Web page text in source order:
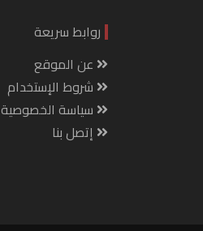
روابط سريعة
عن الموقع
شروط الإستخدام
سياسة الخصوصية
إتصل بنا